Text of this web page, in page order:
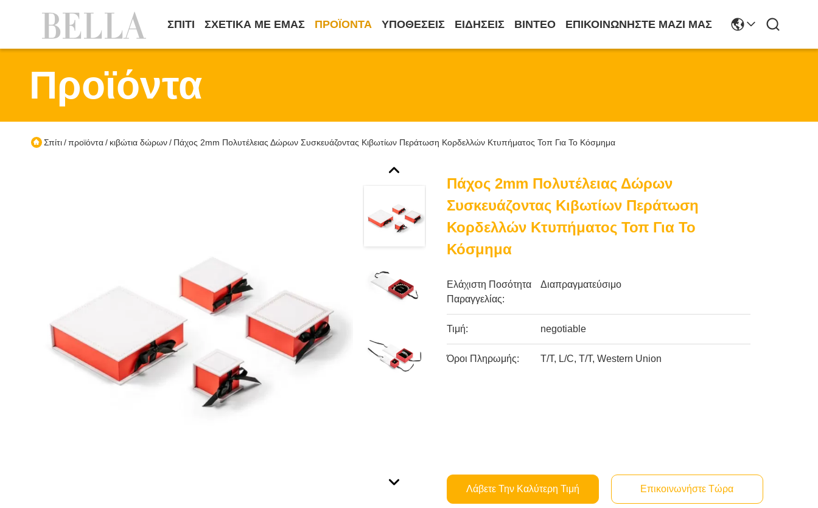
ΣΠΊΤΙ ΣΧΕΤΙΚΆ ΜΕ ΕΜΆΣ ΠΡΟΪΌΝΤΑ ΥΠΟΘΈΣΕΙΣ ΕΙΔΉΣΕΙΣ ΒΊΝΤΕΟ ΕΠΙΚΟΙΝΩΝΉΣΤΕ ΜΑΖΊ ΜΑΣ
Προϊόντα
Σπίτι/προϊόντα/ κιβώτια δώρων/ Πάχος 2mm Πολυτέλειας Δώρων Συσκευάζοντας Κιβωτίων Περάτωση Κορδελλών Κτυπήματος Τοπ Για Το Κόσμημα
Πάχος 2mm Πολυτέλειας Δώρων
Συσκευάζοντας Κιβωτίων Περάτωση
Κορδελλών Κτυπήματος Τοπ Για Το
Κόσμημα
Ελάχιστη Ποσότητα
Παραγγελίας:
Διαπραγματεύσιμο
Τιμή: negotiable
Όροι Πληρωμής: T/T, L/C, T/T, Western Union
Λάβετε Την Καλύτερη Τιμή Επικοινωνήστε Τώρα